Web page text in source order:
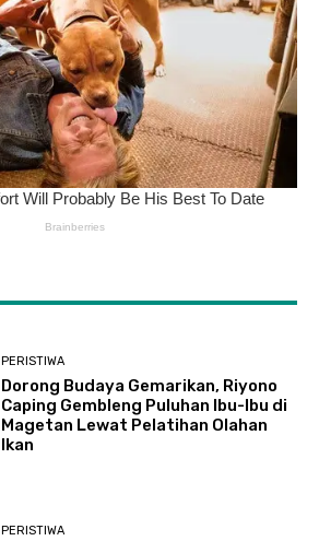
PERISTIWA
Dorong Budaya Gemarikan, Riyono
Caping Gembleng Puluhan Ibu-Ibu di
Magetan Lewat Pelatihan Olahan
Ikan
PERISTIWA